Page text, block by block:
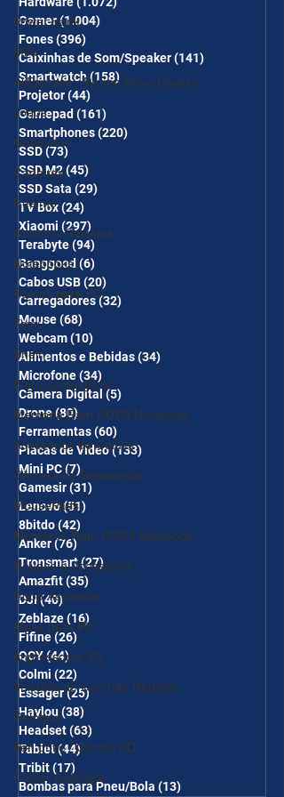
Power Bank
Mifa
AliExpress - Promo Novo Usuário
Jogos
Gabinetes
Cadeiras
Realme
Copos e Garrafas
Notebooks
Fontes para PC
Temu
Shein
Eletrodomésticos
Memória Ram DDR5 Notebook
Acessórios de Celular
Câmera de Segurança
MousePads
Memórtia Ram DDR4 Notebook
Roupas e Acessórios
Robô Aspirador
Mesa para PC
Impressoras 3D
Veículos de Controle Remoto
Relógios
Pen drive / Cartão SD
Cooler Gabinete
Gamer(1.004)
Fones(396)
Caixinhas de Som/Speaker(141)
Smartwatch(158) 158 posts
Projetor(44)
Gamepad (161)
Smartphones(220)
SSD(73)73 posts
SSD M2(45)
SSD Sata (29)
TV Box(24)
Xiaomi (297) 297 posts
Terabyte(94)
Banggood (6)
Cabos USB(20)
Carregadores(32)
Mouse(68)
Webcam(10)
Alimentos e Bebidas(34)
Microfone(34)
Câmera Digital (5)
Drone(80)80 posts
Ferramentas(60)
Placas de Vídeo(133)
Mini PC(7)7 posts
Gamesir(31)
Lenovo(51)
8bitdo(42)
Anker(76)76 posts
Tronsmart(27)27 posts
Amazfit(35)
DJI(40)40 posts
Zeblaze(16)16 posts
Fifine(26)
QCY(44)44 posts
Colmi (22)
Essager(25)25 posts
Haylou(38)
Headset(63)
Tablet(44)44 posts
Tribit(17)
Bombas para Pneu/Bola (13)